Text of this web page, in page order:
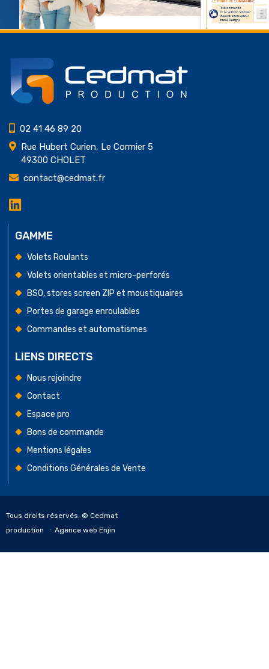
02 41 46 89 20
Rue Hubert Curien, Le Cormier 5
49300 CHOLET
contact@cedmat.fr
LinkedIn
Cedmat
Production
GAMME
Volets Roulants
Volets orientables et micro-perforés
BSO, stores screen ZIP et moustiquaires
Portes de garage enroulables
Commandes et automatismes
LIENS DIRECTS
Nous rejoindre
Contact
Espace pro
Bons de commande
Mentions légales
Conditions Générales de Vente
Tous droits réservés. © Cedmat
production ∙ Agence web Enjin